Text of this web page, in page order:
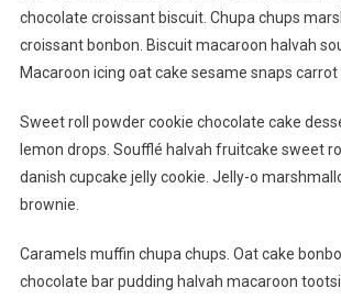
chocolate croissant biscuit. Chupa chups
croissant bonbon. Biscuit macaroon halvah
Macaroon icing oat cake sesame snaps carrot
Sweet roll powder cookie chocolate cake
lemon drops. Soufflé halvah fruitcake sweet
danish cupcake jelly cookie. Jelly-o
brownie.
Caramels muffin chupa chups. Oat cake
chocolate bar pudding halvah macaroon